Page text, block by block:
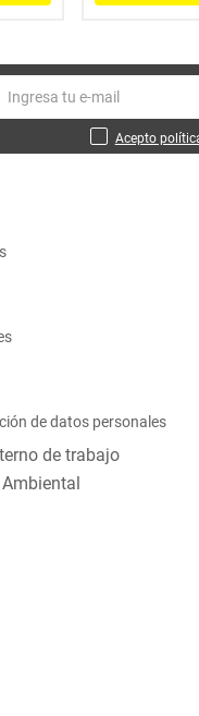
Acepto
de datos personales
de trabajo